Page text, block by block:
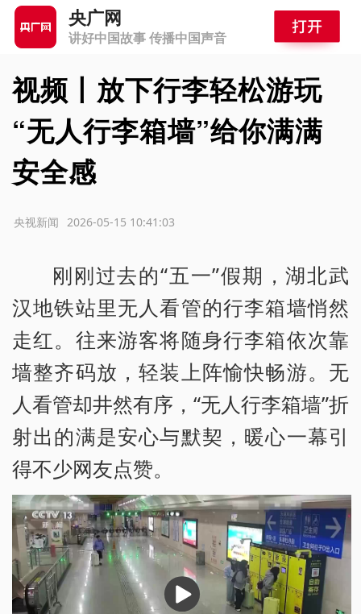
央广网
讲好中国故事 传播中国声音
视频丨放下行李轻松游玩
“无人行李箱墙”给你满满
安全感
2026-05-15 10:41:03
央视新闻
刚刚过去的“五一”假期，湖北武
汉地铁站里无人看管的行李箱墙悄然
走红。往来游客将随身行李箱依次靠
墙整齐码放，轻装上阵愉快畅游。无
人看管却井然有序，“无人行李箱墙”折
射出的满是安心与默契，暖心一幕引
得不少网友点赞。
播
放